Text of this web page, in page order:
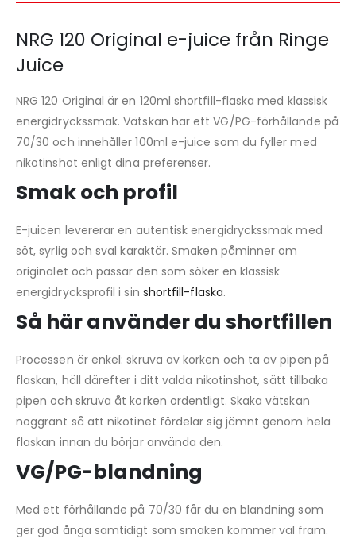
NRG 120 Original e-juice från Ringe
Juice
NRG 120 Original är en 120ml shortfill-flaska med klassisk
energidryckssmak. Vätskan har ett VG/PG-förhållande på
70/30 och innehåller 100ml e-juice som du fyller med
nikotinshot enligt dina preferenser.
Smak och profil
E-juicen levererar en autentisk energidryckssmak med
söt, syrlig och sval karaktär. Smaken påminner om
originalet och passar den som söker en klassisk
energidrycksprofil i sin shortfill-flaska.
Så här använder du shortfillen
Processen är enkel: skruva av korken och ta av pipen på
flaskan, häll därefter i ditt valda nikotinshot, sätt tillbaka
pipen och skruva åt korken ordentligt. Skaka vätskan
noggrant så att nikotinet fördelar sig jämnt genom hela
flaskan innan du börjar använda den.
VG/PG-blandning
Med ett förhållande på 70/30 får du en blandning som
ger god ånga samtidigt som smaken kommer väl fram.